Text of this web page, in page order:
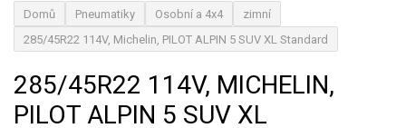
Domů Pneumatiky Osobní a 4x4
zimní
285/45R22 114V, Michelin, PILOT ALPIN 5 SUV XL Standard
285/45R22 114V, MICHELIN,
PILOT ALPIN 5 SUV XL